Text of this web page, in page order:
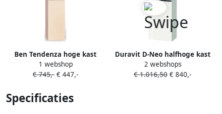
Ben Tendenza hoge kast
rechts 35x29x165cm zand
1 webshop
€ 745,- € 447,-
Duravit D-Neo halfhoge kast
40x24x132cm Linksdraaiend
wit Hoogglans de1318l2222
2 webshops
€ 1.016,50 € 840,-
Specificaties